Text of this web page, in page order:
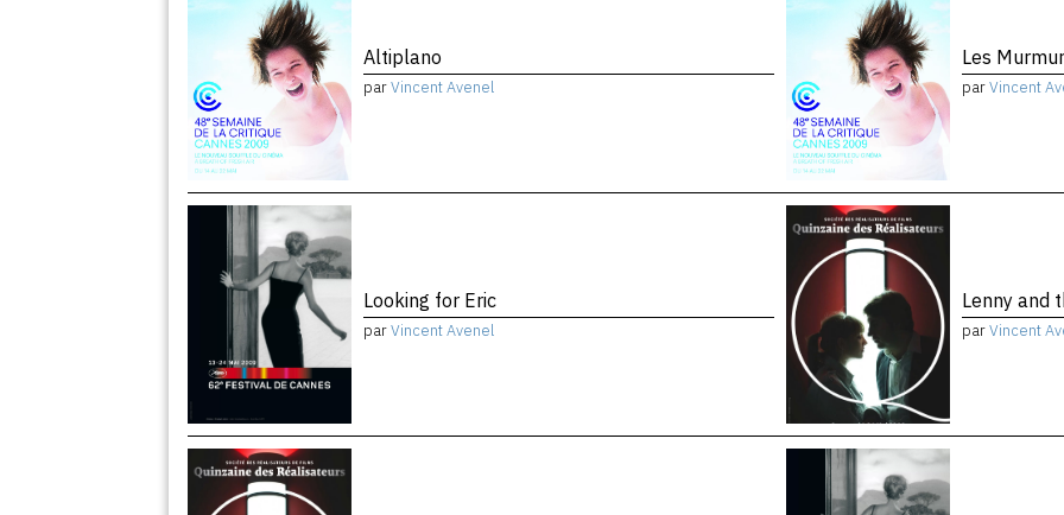
Altiplano
parVincent Avenel
Les
parVincent
Looking for Eric
parVincent Avenel
Lenny and
parVincent